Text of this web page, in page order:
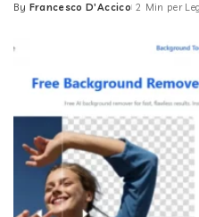
Posted
By Francesco D'Accico 2 Min per